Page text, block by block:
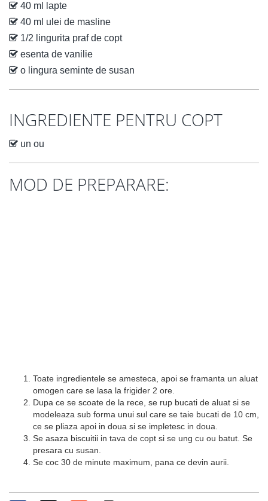
40 ml lapte
40 ml ulei de masline
1/2 lingurita praf de copt
esenta de vanilie
o lingura seminte de susan
INGREDIENTE PENTRU COPT
un ou
MOD DE PREPARARE:
Toate ingredientele se amesteca, apoi se framanta un aluat
omogen care se lasa la frigider 2 ore.
Dupa ce se scoate de la rece, se rup bucati de aluat si se
modeleaza sub forma unui sul care se taie bucati de 10 cm,
ce se pliaza apoi in doua si se impletesc in doua.
Se asaza biscuitii in tava de copt si se ung cu ou batut. Se
presara cu susan.
Se coc 30 de minute maximum, pana ce devin aurii.